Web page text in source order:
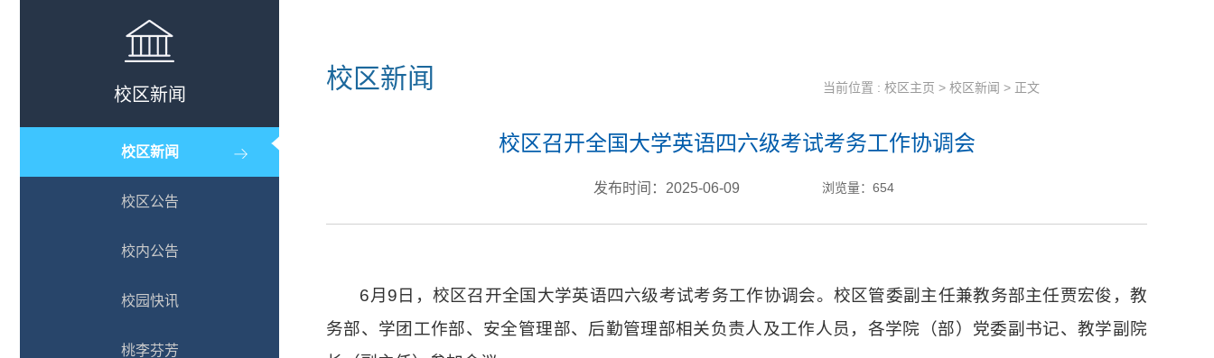
校区新闻
校区新闻
校区公告
校内公告
校园快讯
桃李芬芳
校区新闻 当前位置 : 校区主页 > 校区新闻 > 正文
校区召开全国大学英语四六级考试考务工作协调会
发布时间：2025-06-09 浏览量： 654
6月9日，校区召开全国大学英语四六级考试考务工作协调会。校区管委副主任兼教务部主任贾宏俊，教
务部、学团工作部、安全管理部、后勤管理部相关负责人及工作人员，各学院（部）党委副书记、教学副院